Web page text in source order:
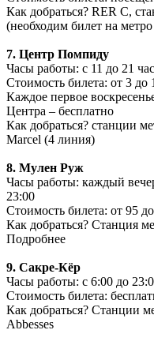
Как добраться? RER С,
(необходим билет на
7. Центр Помпиду
Часы работы: с 11 до 21
Стоимость билета: от 3 до
Каждое первое
Центра – бесплатно
Как добраться? станции
Marcel (4 линия)
8. Мулен Руж
Часы работы: каждый
23:00
Стоимость билета: от 95
Как добраться? Станция
Подробнее
9. Сакре-Кёр
Часы работы: с 6:00 до
Стоимость билета:
Как добраться? Станции
Abbesses